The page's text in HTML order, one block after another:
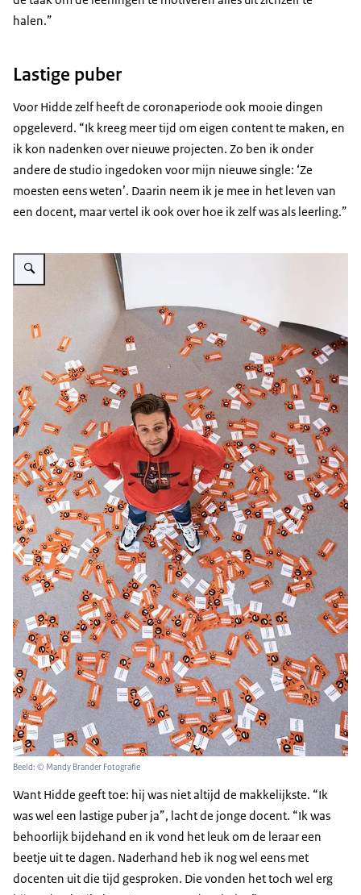
halen.”
Lastige puber
Voor Hidde zelf heeft de coronaperiode ook mooie dingen
opgeleverd. “Ik kreeg meer tijd om eigen content te maken, en
ik kon nadenken over nieuwe projecten. Zo ben ik onder
andere de studio ingedoken voor mijn nieuwe single: ‘Ze
moesten eens weten’. Daarin neem ik je mee in het leven van
een docent, maar vertel ik ook over hoe ik zelf was als leerling.”
Vergroot afbeelding Portret Hidde Nuijten
Beeld: © Mandy Brander Fotografie
Want Hidde geeft toe: hij was niet altijd de makkelijkste. “Ik
was wel een lastige puber ja”, lacht de jonge docent. “Ik was
behoorlijk bijdehand en ik vond het leuk om de leraar een
beetje uit te dagen. Naderhand heb ik nog wel eens met
docenten uit die tijd gesproken. Die vonden het toch wel erg